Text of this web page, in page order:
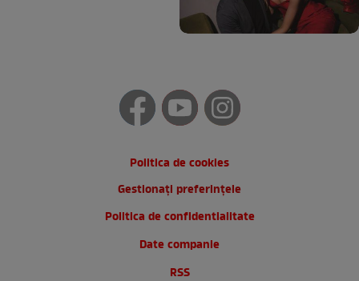
Politica de cookies
Gestionați preferințele
Politica de confidentialitate
Date companie
RSS